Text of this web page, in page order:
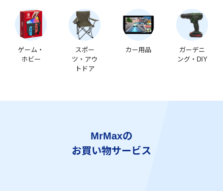
ゲーム・
ホビー
スポー
ツ・アウ
トドア
カー用品
ガーデニ
ング・DIY
MrMaxの
お買い物サービス